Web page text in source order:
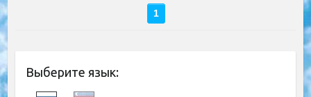
1
Выберите язык: